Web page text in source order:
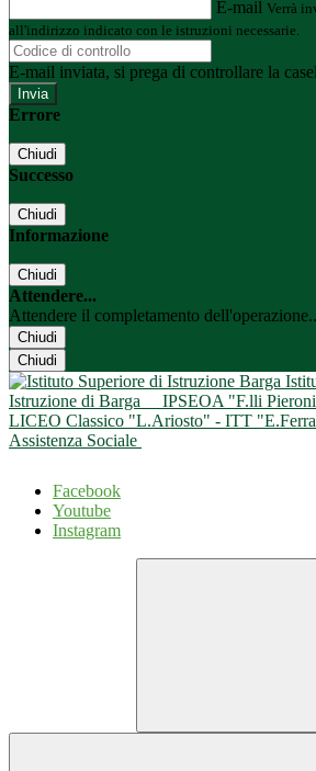
E-mail Verrà
all'indirizzo indicato con le istruzioni necessarie.
E-mail inviata, si prega di controllare la
Errore
Chiudi
Successo
Chiudi
Informazione
Chiudi
Attendere...
Attendere il completamento
Chiudi
Chiudi
Istruzione di Barga
IPSEOA "F.lli
LICEO Classico "L.Ariosto" - ITT
Assistenza Sociale
Facebook
Youtube
Instagram